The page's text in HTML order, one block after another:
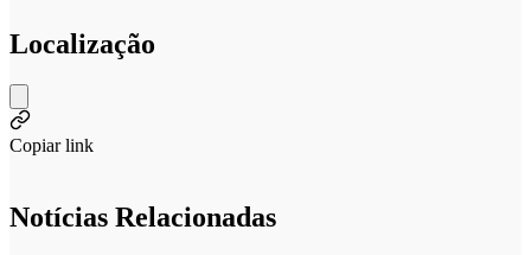
Localização
Copiar link
Notícias Relacionadas